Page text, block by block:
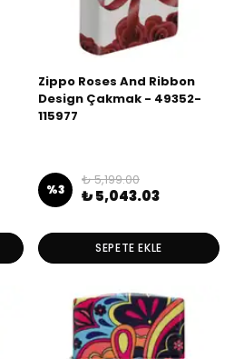
Zippo Roses And Ribbon
Design Çakmak - 49352-
115977
%3
₺ 5,199.00
₺ 5,043.03
SEPETE EKLE